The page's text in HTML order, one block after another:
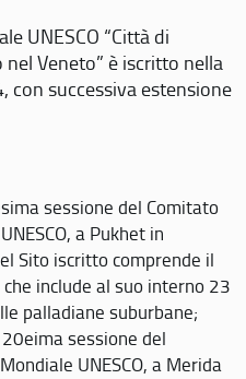
UNESCO “Città di
nel Veneto” è iscritto nella
con successiva estensione
sessione del Comitato
a Pukhet in
Sito iscritto comprende il
include al suo interno 23
palladiane suburbane;
sessione del
UNESCO, a Merida